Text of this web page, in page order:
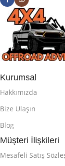
Kurumsal
Hakkımızda
Bize Ulaşın
Blog
Müşteri İlişkileri
Mesafeli Satış